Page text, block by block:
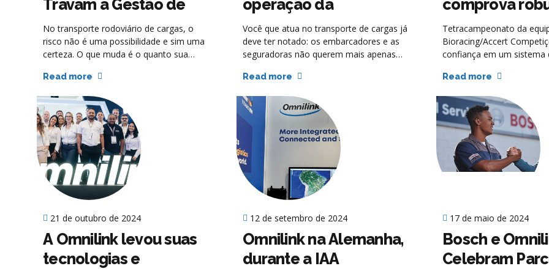
Travam a Gestão de
Risco no Transporte de
Cargas
No transporte rodoviário de cargas, o
risco não é uma possibilidade e sim uma
certeza. O que muda é o quanto sua
ele. Apesar disso, pequenas e médias
tratando a gestão de risco como algo
opcional, quase como se fosse um custo
que pode ser adiado. Mas o que está por
trás dessa resistência? Em grande parte,
mitos e crenças ultrapassadas, que se
repetem há anos no setor e travam a
evolução de centenas de operações.
Read more
operação da
preferência dos
embarcadores?
Você que atua no transporte de cargas já
deve ter notado: os embarcadores e as
seguradoras não querem mais apenas
diferencia uma operação é a capacidade
confiáveis e reagir rapidamente quando
algo foge do controle. Quem não
consegue provar segurança e
eficiência está cada vez mais fora do
jogo.
Read more
comprova
tecnologia
Tetracampeonato da
Bioracing/Accert
confiança em um sistema
trilhas mais desafiadoras
das provas mais
a equipe Atvos Bioracing/
Competições fez história
tetracampeonato na
PRO, com a dupla
Anderson Geraldi. Mais do
rastreamento Omnilink
todos os veículos.
Read more
21 de outubro de 2024
A Omnilink levou suas
tecnologias e
12 de setembro de 2024
Omnilink na Alemanha,
durante a IAA
17 de maio de 2024
Bosch e
Celebram